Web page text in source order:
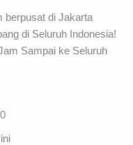
berpusat di Jakarta
di Seluruh Indonesia!
Sampai ke Seluruh